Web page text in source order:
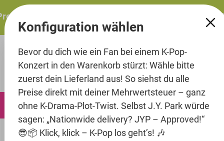
springen
ITZY – ITZY 3RD WORLD TOUR “TUNNEL
0
Music CD's
Konfiguration wählen
Bevor du dich wie ein Fan bei einem K-Pop-
Konzert in den Warenkorb stürzt: Wähle bitte
zuerst dein Lieferland aus! So siehst du alle
Preise direkt mit deiner Mehrwertsteuer – ganz
ohne K-Drama-Plot-Twist. Selbst J.Y. Park würde
sagen: „Nationwide delivery? JYP – Approved!“
😎📦 Klick, klick – K-Pop los geht’s! 🎶